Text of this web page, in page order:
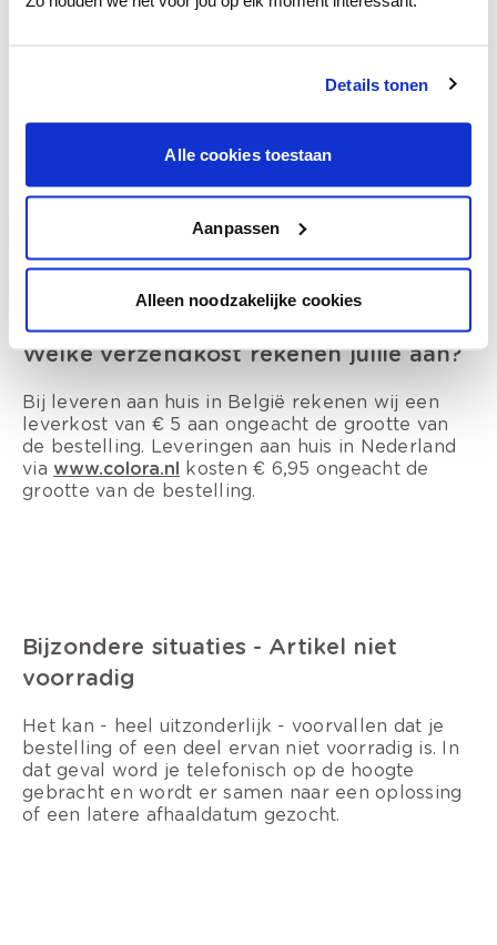
Details tonen
Alle cookies toestaan
Aanpassen
Alleen noodzakelijke cookies
Kan ik mijn bestelling volgen?
pakket volgen? Van zodra je zending verwerkt is
gebeurd, kan je voor info over de voortgang van
je bestelling binnen de werkuren (ma-do van 8u-
nummer +32 (0)800 95 673.
Welke verzendkost rekenen jullie aan?
Bij leveren aan huis in België rekenen wij een
leverkost van € 5 aan ongeacht de grootte van
de bestelling. Leveringen aan huis in Nederland
via www.colora.nl kosten € 6,95 ongeacht de
grootte van de bestelling.
Bijzondere situaties - Artikel niet
voorradig
Het kan - heel uitzonderlijk - voorvallen dat je
bestelling of een deel ervan niet voorradig is. In
dat geval word je telefonisch op de hoogte
gebracht en wordt er samen naar een oplossing
of een latere afhaaldatum gezocht.